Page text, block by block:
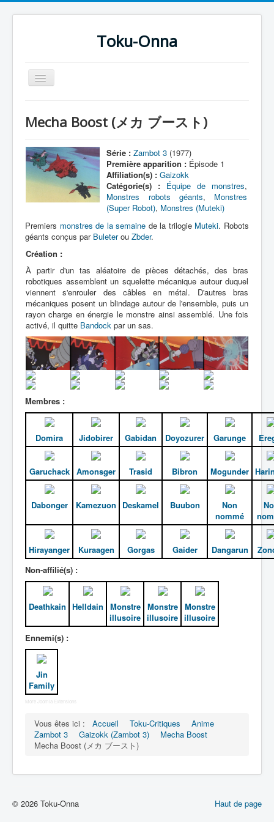
Toku-Onna
Basculer
la
Toku-Actrices
Toku-Critiques
Séries
Dessins
Artiste Asperger
Lexique
Muteki chôjin Zambot 3 (無敵 超人
ザンボット 3) = Surhomme
invincible Zambot 3
Série
Personnages
Véhicules
Robots
Objets
Lieux
Épisodes
Chronologie
Références
Jin Family
Entourage
Gaizokk
Autres
[]
Généralités
Mecha Boosts
_
_
Mecha Boost (メカ ブースト)
Série : Zambot 3 (1977)
Première apparition : Épisode 1
Affiliation(s) : Gaizokk
Catégorie(s) : Équipe de monstres,
Monstres robots géants, Monstres
(Super Robot), Monstres (Muteki)
Premiers monstres de la semaine de la trilogie Muteki. Robots
géants conçus par Buleterou Zbder.
Création :
À partir d'un tas aléatoire de pièces détachés, des bras
robotiques assemblent un squelette mécanique autour duquel
viennent s'enrouler des câbles en métal. D'autres bras
mécaniques posent un blindage autour de l'ensemble, puis un
rayon charge en énergie le monstre ainsi assemblé. Une fois
activé, il quitte Bandock par un sas.
Membres :
Domira Jidobirer Gabidan Doyozurer Garunge
Garuchack Amonsger Trasid Bibron Mogunder
Dabonger Kamezuon Deskamel Buubon
Non
nommé
Hirayanger Kuraagen Gorgas Gaider Dangarun
Non-affilié(s) :
Deathkain Helldain
Monstre
illusoire
Monstre
illusoire
Monstre
illusoire
Ennemi(s) :
Jin
Family
More Joomla Extensions
Vous êtes ici : Accueil Toku-Critiques
Anime
Zambot 3
Gaizokk (Zambot 3)
Mecha Boost
Mecha Boost (メカ ブースト)
Haut de page
© 2026 Toku-Onna